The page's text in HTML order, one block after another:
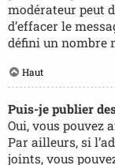
modérateur peut
d’effacer le
défini un nombre
Haut
Puis-je publier
Oui, vous pouvez
Par ailleurs, si
joints, vous